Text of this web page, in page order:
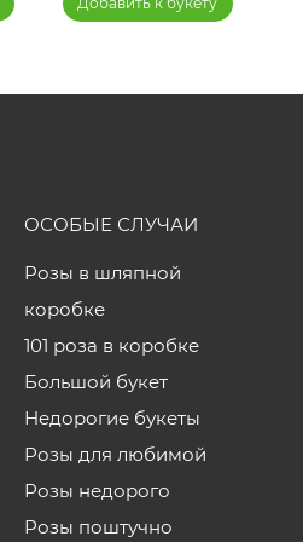
ОСОБЫЕ СЛУЧАИ
Розы в шляпной
коробке
101 роза в коробке
Большой букет
Недорогие букеты
Розы для любимой
Розы недорого
Розы поштучно